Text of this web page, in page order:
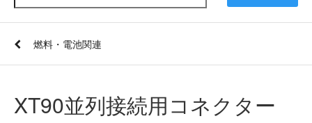
燃料・電池関連
XT90並列接続用コネクター